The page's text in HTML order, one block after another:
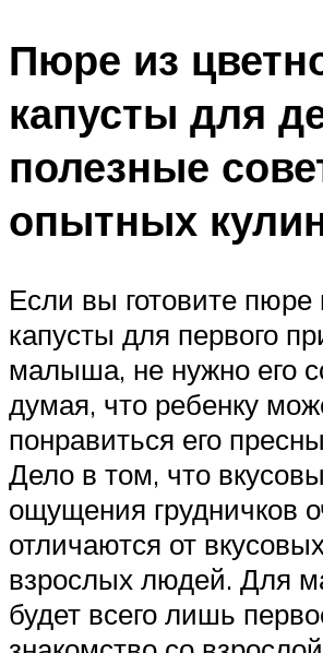
Пюре из
капусты для
полезные
опытных
Если вы готовите пюре
капусты для первого
малыша, не нужно его
думая, что ребенку
понравиться его
Дело в том, что
ощущения грудничков
отличаются от
взрослых людей. Для
будет всего лишь